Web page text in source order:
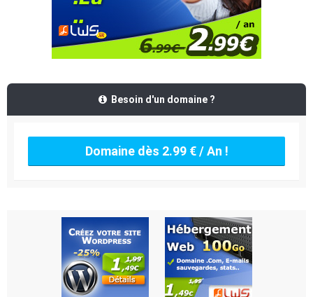
Besoin d'un domaine ?
Domaine dès 2.99 € / An !